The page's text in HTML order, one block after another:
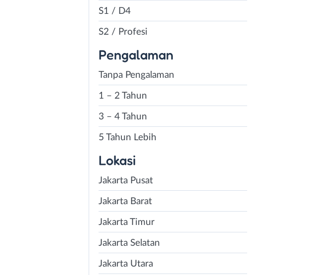
S1 / D4
S2 / Profesi
Pengalaman
Tanpa Pengalaman
1 – 2 Tahun
3 – 4 Tahun
5 Tahun Lebih
Lokasi
Jakarta Pusat
Jakarta Barat
Jakarta Timur
Jakarta Selatan
Jakarta Utara